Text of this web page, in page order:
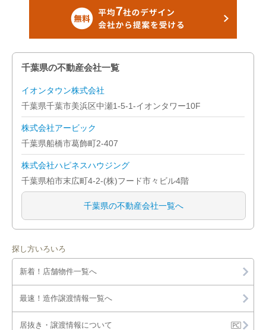
千葉県の不動産会社一覧
イオンタウン株式会社
千葉県千葉市美浜区中瀬1-5-1-イオンタワー10F
株式会社アービック
千葉県船橋市葛飾町2-407
株式会社ハピネスハウジング
千葉県柏市末広町4-2-(株)フード市々ビル4階
千葉県の不動産会社一覧へ
探し方いろいろ
新着！店舗物件一覧へ
最速！造作譲渡情報一覧へ
居抜き・譲渡情報について